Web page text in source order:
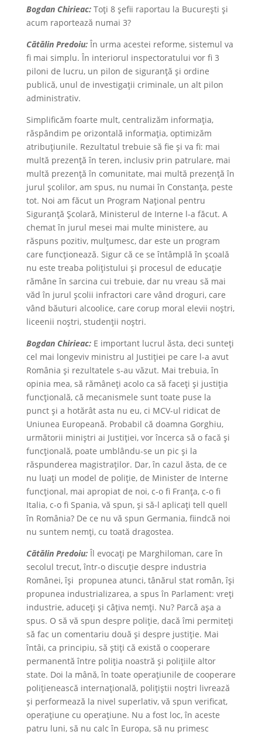
Bogdan Chirieac:Toți 8 șefii raportau la Bucureşti și
acum raportează numai 3?
Cătălin Predoiu:În urma acestei reforme, sistemul va
fi mai simplu. În interiorul inspectoratului vor fi 3
piloni de lucru, un pilon de siguranță și ordine
publică, unul de investigații criminale, un alt pilon
administrativ.
Simplificăm foarte mult, centralizăm informația,
răspândim pe orizontală informația, optimizăm
atribuțiunile. Rezultatul trebuie să fie și va fi: mai
multă prezență în teren, inclusiv prin patrulare, mai
multă prezență în comunitate, mai multă prezență în
jurul școlilor, am spus, nu numai în Constanța, peste
tot. Noi am făcut un Program Național pentru
Siguranță Școlară, Ministerul de Interne l-a făcut. A
chemat în jurul mesei mai multe ministere, au
răspuns pozitiv, mulțumesc, dar este un program
care funcționează. Sigur că ce se întâmplă în școală
nu este treaba polițistului și procesul de educație
rămâne în sarcina cui trebuie, dar nu vreau să mai
văd în jurul școlii infractori care vând droguri, care
vând băuturi alcoolice, care corup moral elevii noștri,
liceenii noștri, studenții noștri.
Bogdan Chirieac:E important lucrul ăsta, deci sunteți
cel mai longeviv ministru al Justiției pe care l-a avut
România și rezultatele s-au văzut. Mai trebuia, în
opinia mea, să rămâneți acolo ca să faceți și justiția
funcțională, că mecanismele sunt toate puse la
punct și a hotărât asta nu eu, ci MCV-ul ridicat de
Uniunea Europeană. Probabil că doamna Gorghiu,
următorii miniștri ai Justiției, vor încerca să o facă și
funcțională, poate umblându-se un pic și la
răspunderea magistraților. Dar, în cazul ăsta, de ce
nu luați un model de poliție, de Minister de Interne
funcțional, mai apropiat de noi, c-o fi Franța, c-o fi
Italia, c-o fi Spania, vă spun, și să-l aplicați tell quell
în România? De ce nu vă spun Germania, fiindcă noi
nu suntem nemți, cu toată dragostea.
Cătălin Predoiu:Îl evocați pe Marghiloman, care în
secolul trecut, într-o discuție despre industria
Românei, își propunea atunci, tânărul stat român, își
propunea industrializarea, a spus în Parlament: vreți
industrie, aduceți și câțiva nemți. Nu? Parcă așa a
spus. O să vă spun despre poliție, dacă îmi permiteți
să fac un comentariu două și despre justiție. Mai
întâi, ca principiu, să știți că există o cooperare
permanentă între poliția noastră și polițiile altor
state. Doi la mână, în toate operațiunile de cooperare
polițienească internațională, polițiștii noștri livrează
și performează la nivel superlativ, vă spun verificat,
operațiune cu operațiune. Nu a fost loc, în aceste
patru luni, să nu calc în Europa, să nu primesc